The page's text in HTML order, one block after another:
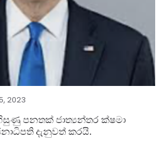
2023
පනතක් ජාත්‍යන්තර ක්ෂමා
දැනුවත් කරයි.